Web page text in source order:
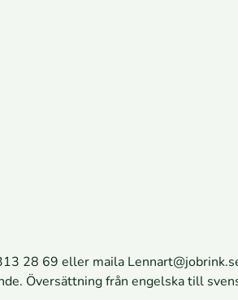
28 69 eller maila
Översättning från engelska till